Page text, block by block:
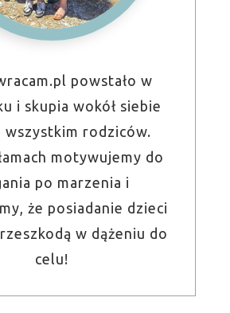
powstało w
i skupia wokół siebie
wszystkim rodziców.
motywujemy do
po marzenia i
że posiadanie dzieci
w dążeniu do
celu!